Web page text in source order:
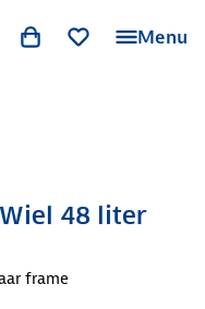
Menu
48 liter
frame